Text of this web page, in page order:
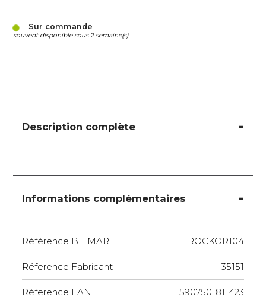
Sur commande
souvent disponible sous 2 semaine(s)
Description complète
Informations complémentaires
Référence BIEMAR ROCKOR104
Réference Fabricant 35151
Réference EAN 5907501811423